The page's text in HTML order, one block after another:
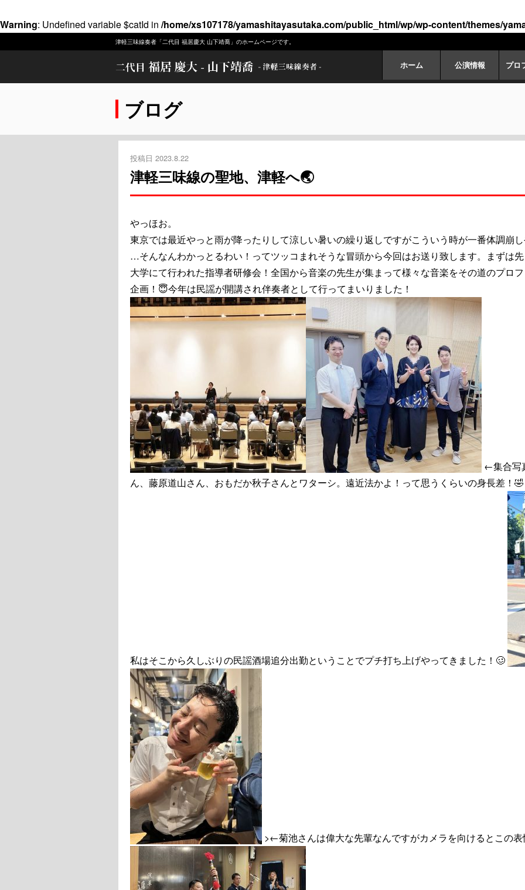
Warning: Undefined variable $catId in /home/xs107178/yamashitayasutaka.com/public_html/wp/wp-content/themes/
津軽三味線奏者「二代目 福居慶大 山下靖喬」のホームページです。
ホーム 公演情報 プロ
ブログ
投稿日 2023.8.22
津軽三味線の聖地、津軽へ🌏
やっほお。
東京では最近やっと雨が降ったりして涼しい暑いの繰り返しですがこういう時が一番体調崩
…そんなんわかっとるわい！ってツッコまれそうな冒頭から今回はお送り致します。まずは
大学にて行われた指導者研修会！全国から音楽の先生が集まって様々な音楽をその道のプロ
企画！😇今年は民謡が開講され伴奏者として行ってまいりました！
←集合写
ん、藤原道山さん、おもだか秋子さんとワターシ。遠近法かよ！って思うくらいの身長差！🤣
私はそこから久しぶりの民謡酒場追分出勤ということでプチ打ち上げやってきました！🥴
>←菊池さんは偉大な先輩なんですがカメラを向けるとこの